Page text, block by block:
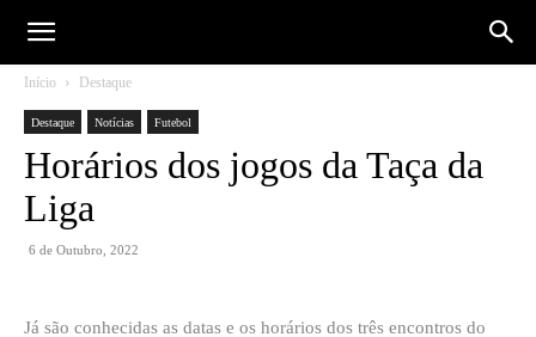
Início Destaque
Destaque Notícias Futebol
Horários dos jogos da Taça da
Liga
6 de Outubro, 2022
Já são conhecidas as datas e os horários dos três encontros do